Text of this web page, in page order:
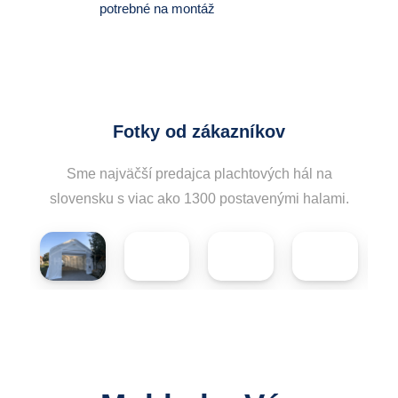
potrebné na montáž
Fotky od zákazníkov
Sme najväčší predajca plachtových hál na
slovensku s viac ako 1300 postavenými halami.